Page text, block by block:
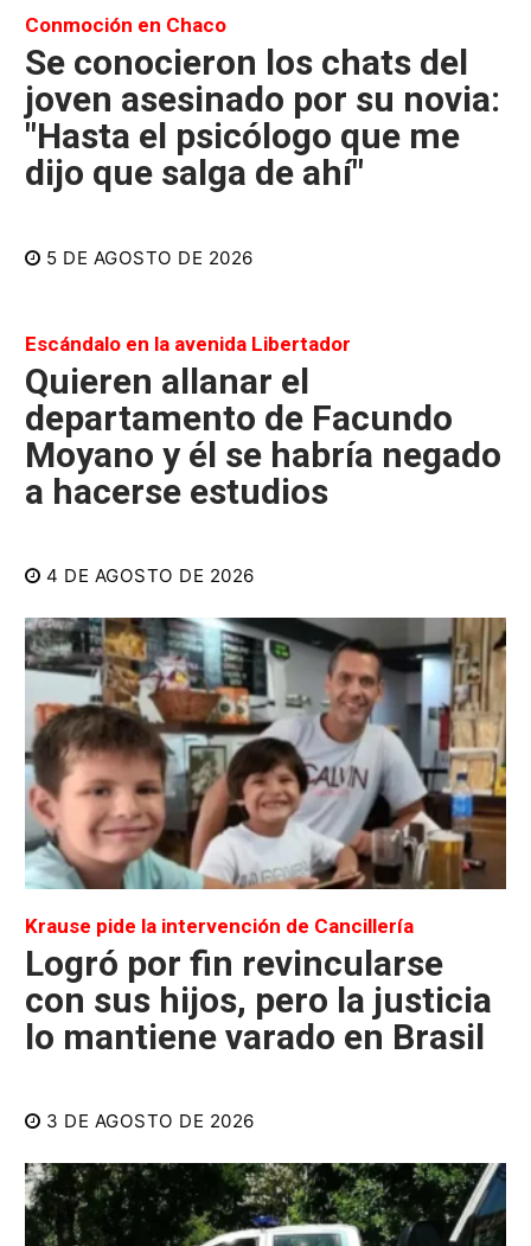
Conmoción en Chaco
Se conocieron los chats del
joven asesinado por su novia:
"Hasta el psicólogo que me
dijo que salga de ahí"
5 DE AGOSTO DE 2026
Escándalo en la avenida Libertador
Quieren allanar el
departamento de Facundo
Moyano y él se habría negado
a hacerse estudios
4 DE AGOSTO DE 2026
Krause pide la intervención de Cancillería
Logró por fin revincularse
con sus hijos, pero la justicia
lo mantiene varado en Brasil
3 DE AGOSTO DE 2026